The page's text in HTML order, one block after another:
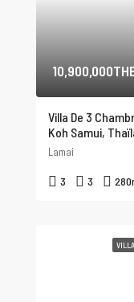
Villa De 3
Koh Samui,
Lamai
3 3 280